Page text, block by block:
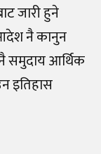
जारी हुने
नै कानुन
समुदाय आर्थिक
इतिहास